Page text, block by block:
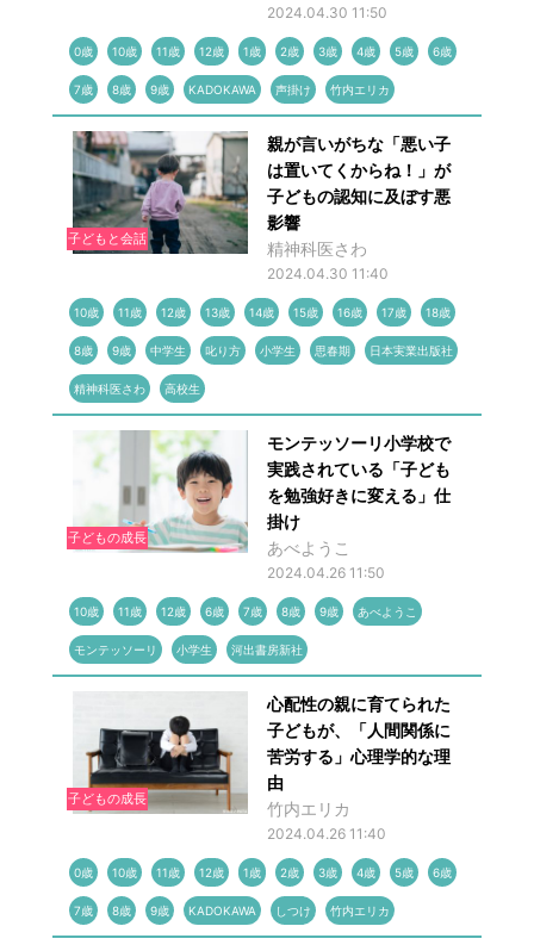
2024.04.30 11:50
0歳 10歳 11歳 12歳 1歳 2歳 3歳 4歳 5歳 6歳
7歳 8歳 9歳 KADOKAWA 声掛け 竹内エリカ
子どもと会話
親が言いがちな「悪い子
は置いてくからね！」が
子どもの認知に及ぼす悪
影響
精神科医さわ
2024.04.30 11:40
10歳 11歳 12歳 13歳 14歳 15歳 16歳 17歳 18歳
8歳 9歳 中学生 叱り方 小学生 思春期 日本実業出版社
精神科医さわ 高校生
子どもの成長
モンテッソーリ小学校で
実践されている「子ども
を勉強好きに変える」仕
掛け
あべようこ
2024.04.26 11:50
10歳 11歳 12歳 6歳 7歳 8歳 9歳 あべようこ
モンテッソーリ 小学生 河出書房新社
子どもの成長
心配性の親に育てられた
子どもが、「人間関係に
苦労する」心理学的な理
由
竹内エリカ
2024.04.26 11:40
0歳 10歳 11歳 12歳 1歳 2歳 3歳 4歳 5歳 6歳
7歳 8歳 9歳 KADOKAWA しつけ 竹内エリカ